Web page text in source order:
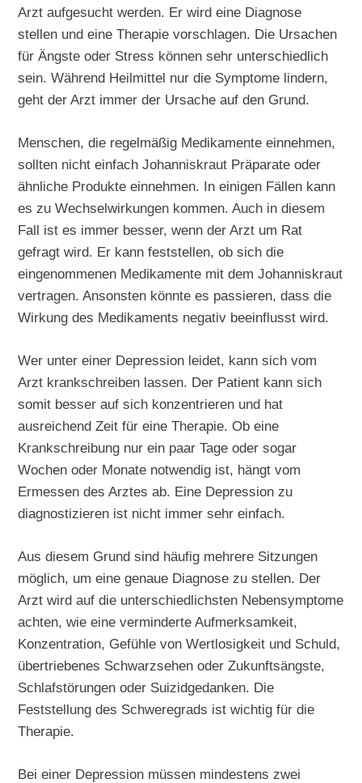
Arzt aufgesucht werden. Er wird eine Diagnose
stellen und eine Therapie vorschlagen. Die Ursachen
für Ängste oder Stress können sehr unterschiedlich
sein. Während Heilmittel nur die Symptome lindern,
geht der Arzt immer der Ursache auf den Grund.
Menschen, die regelmäßig Medikamente einnehmen,
sollten nicht einfach Johanniskraut Präparate oder
ähnliche Produkte einnehmen. In einigen Fällen kann
es zu Wechselwirkungen kommen. Auch in diesem
Fall ist es immer besser, wenn der Arzt um Rat
gefragt wird. Er kann feststellen, ob sich die
eingenommenen Medikamente mit dem Johanniskraut
vertragen. Ansonsten könnte es passieren, dass die
Wirkung des Medikaments negativ beeinflusst wird.
Wer unter einer Depression leidet, kann sich vom
Arzt krankschreiben lassen. Der Patient kann sich
somit besser auf sich konzentrieren und hat
ausreichend Zeit für eine Therapie. Ob eine
Krankschreibung nur ein paar Tage oder sogar
Wochen oder Monate notwendig ist, hängt vom
Ermessen des Arztes ab. Eine Depression zu
diagnostizieren ist nicht immer sehr einfach.
Aus diesem Grund sind häufig mehrere Sitzungen
möglich, um eine genaue Diagnose zu stellen. Der
Arzt wird auf die unterschiedlichsten Nebensymptome
achten, wie eine verminderte Aufmerksamkeit,
Konzentration, Gefühle von Wertlosigkeit und Schuld,
übertriebenes Schwarzsehen oder Zukunftsängste,
Schlafstörungen oder Suizidgedanken. Die
Feststellung des Schweregrads ist wichtig für die
Therapie.
Bei einer Depression müssen mindestens zwei